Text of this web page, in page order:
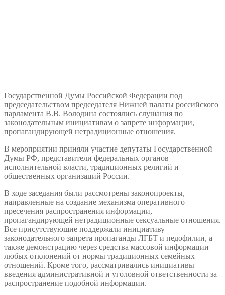
Государственной Думы Российской Федерации под
председательством председателя Нижней палаты российского
парламента В.В. Володина состоялись слушания по
законодательным инициативам о запрете информации,
пропагандирующей нетрадиционные отношения.
В мероприятии приняли участие депутаты Государственной
Думы РФ, представители федеральных органов
исполнительной власти, традиционных религий и
общественных организаций России.
В ходе заседания были рассмотрены законопроекты,
направленные на создание механизма оперативного
пресечения распространения информации,
пропагандирующей нетрадиционные сексуальные отношения.
Все присутствующие поддержали инициативу
законодательного запрета пропаганды ЛГБТ и педофилии, а
также демонстрацию через средства массовой информации
любых отклонений от нормы традиционных семейных
отношений. Кроме того, рассматривались инициативы
введения административной и уголовной ответственности за
распространение подобной информации.